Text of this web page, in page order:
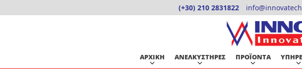
to
(+30) 210 2831822
ΑΡΧΙΚΗ ΑΝΕΛΚΥΣΤΗΡΕΣ ΠΡΟΪΟΝΤΑ